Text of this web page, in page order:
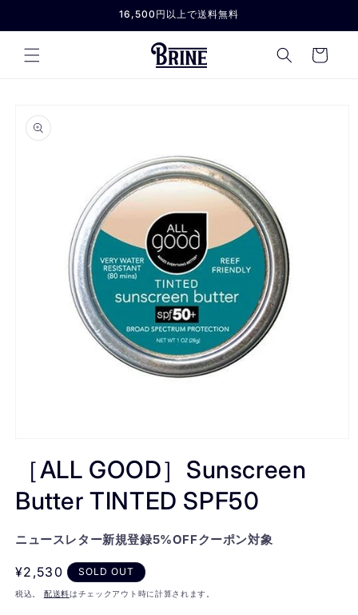
進む
16,500円以上で送料無料
カ
ー
報にス
キップ
で
ィ
(1)
開
［ALL GOOD］Sunscreen
Butter TINTED SPF50
ニュースレター新規登録5%OFFクーポン対象
通
常
¥2,530 SOLD OUT
税込。 配送料はチェックアウト時に計算されます。